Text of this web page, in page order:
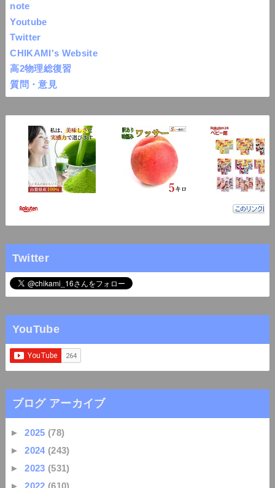
note
Youtube
Twitter
CHIKAMI's Website
高2物理総復習
質問・意見
Twitter
YouTube
ブログ アーカイブ
►2025 (78)
►2024 (243)
►2023 (531)